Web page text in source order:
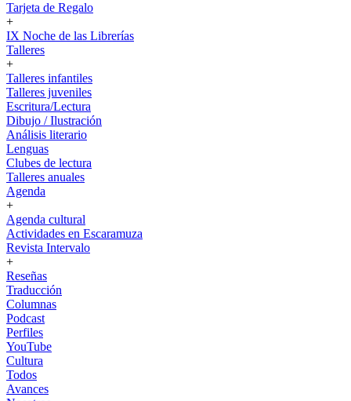
Tarjeta de Regalo
+
IX Noche de las Librerías
Talleres
+
Talleres infantiles
Talleres juveniles
Escritura/Lectura
Dibujo / Ilustración
Análisis literario
Lenguas
Clubes de lectura
Talleres anuales
Agenda
+
Agenda cultural
Actividades en Escaramuza
Revista Intervalo
+
Reseñas
Traducción
Columnas
Podcast
Perfiles
YouTube
Cultura
Todos
Avances